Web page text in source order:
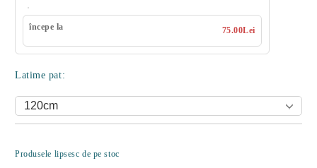
începe la 75.00Lei
Latime pat:
Produsele lipsesc de pe stoc